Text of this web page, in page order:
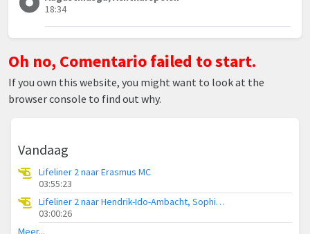
18:34
Oh no, Comentario failed to start.
If you own this website, you might want to look at the
browser console to find out why.
Vandaag
Lifeliner 2 naar Erasmus MC
03:55:23
Lifeliner 2 naar Hendrik-Ido-Ambacht, Sophiapark-West
03:00:26
Meer...